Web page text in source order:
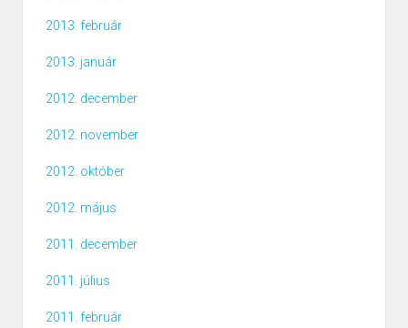
2013. február
2013. január
2012. december
2012. november
2012. október
2012. május
2011. december
2011. július
2011. február